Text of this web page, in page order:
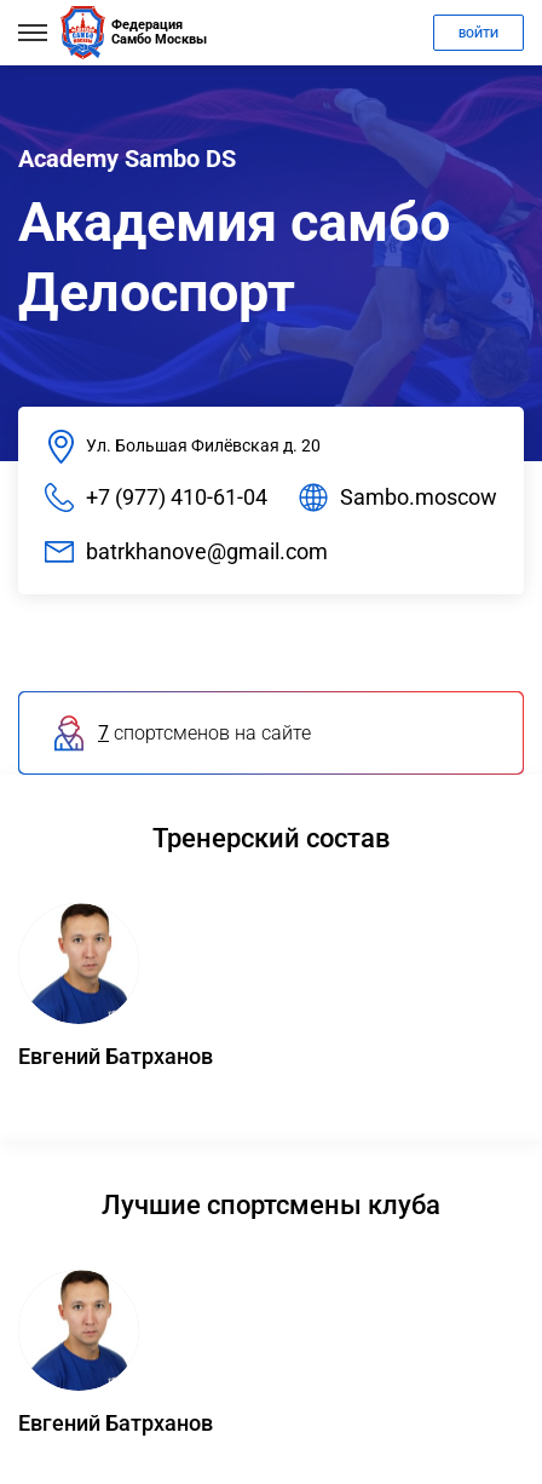
Федерация
Самбо Москвы
ВОЙТИ
Academy Sambo DS
Академия самбо
Делоспорт
Ул. Большая Филёвская д. 20
+7 (977) 410-61-04 Sambo.moscow
batrkhanove@gmail.com
7 спортсменов на сайте
Тренерский состав
Евгений Батрханов
Лучшие спортсмены клуба
Евгений Батрханов